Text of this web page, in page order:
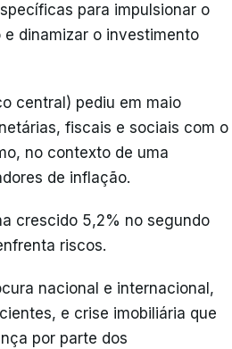
para impulsionar o
dinamizar o investimento
central) pediu em maio
fiscais e sociais com o
no contexto de uma
de inflação.
crescido 5,2% no segundo
riscos.
nacional e internacional,
e crise imobiliária que
por parte dos